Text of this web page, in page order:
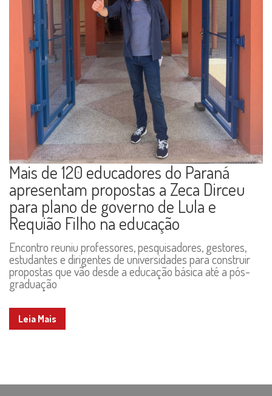
Mais de 120 educadores do Paraná
apresentam propostas a Zeca Dirceu
para plano de governo de Lula e
Requião Filho na educação
Encontro reuniu professores, pesquisadores, gestores,
estudantes e dirigentes de universidades para construir
propostas que vão desde a educação básica até a pós-
graduação
Leia Mais